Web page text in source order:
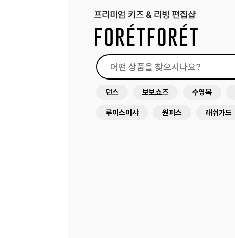
던스 보보쇼즈 수영복
루이스미샤 원피스 래쉬가드